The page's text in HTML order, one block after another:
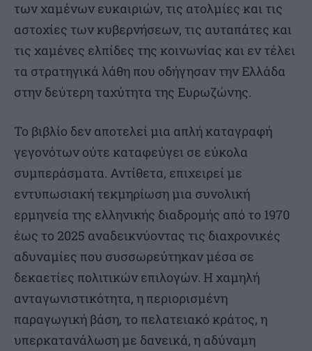
των χαμένων ευκαιριών, τις ατολμίες και τις
αστοχίες των κυβερνήσεων, τις αυταπάτες και
τις χαμένες ελπίδες της κοινωνίας και εν τέλει
τα στρατηγικά λάθη που οδήγησαν την Ελλάδα
στην δεύτερη ταχύτητα της Ευρωζώνης.
Το βιβλίο δεν αποτελεί μια απλή καταγραφή
γεγονότων ούτε καταφεύγει σε εύκολα
συμπεράσματα. Αντίθετα, επιχειρεί με
εντυπωσιακή τεκμηρίωση μια συνολική
ερμηνεία της ελληνικής διαδρομής από το 1970
έως το 2025 αναδεικνύοντας τις διαχρονικές
αδυναμίες που συσσωρεύτηκαν μέσα σε
δεκαετίες πολιτικών επιλογών. Η χαμηλή
ανταγωνιστικότητα, η περιορισμένη
παραγωγική βάση, το πελατειακό κράτος, η
υπερκατανάλωση με δανεικά, η αδύναμη